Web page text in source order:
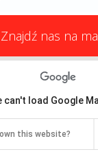
Znajdź nas na
can't load Google
own this website?